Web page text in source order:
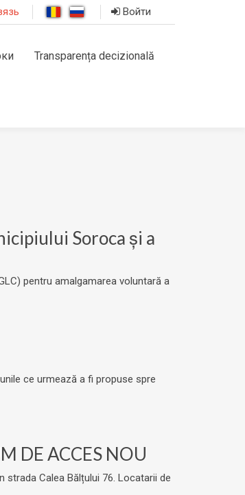
Войти
Transparența decizională
Soroca și a
pentru amalgamarea voluntară a
ce urmează a fi propuse spre
DE ACCES NOU
strada Calea Bălțului 76. Locatarii de